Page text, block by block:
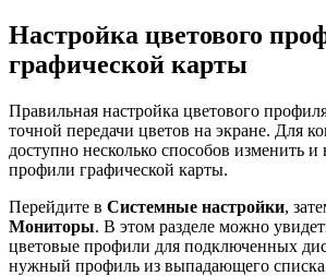
Настройка цветового
графической карты
Правильная настройка цветового
точной передачи цветов на экране. Для
доступно несколько способов изменить и
профили графической карты.
Перейдите в Системные настройки,
Мониторы. В этом разделе можно
цветовые профили для подключенных
нужный профиль из выпадающего